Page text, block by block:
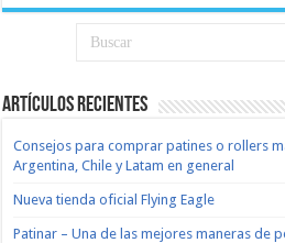
Artículos recientes
Consejos para comprar patines o rollers
Argentina, Chile y Latam en general
Nueva tienda oficial Flying Eagle
Patinar – Una de las mejores maneras de